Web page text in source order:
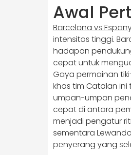
Awal
Barcelona vs
intensitas tinggi.
hadapan
cepat untuk
Gaya permainan
khas tim Catalan ini
umpan-umpan
cepat di antara
menjadi pengatur
sementara
penyerang yang